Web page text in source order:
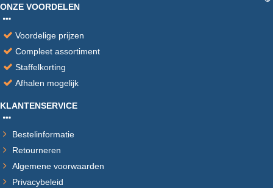
ONZE VOORDELEN
Voordelige prijzen
Compleet assortiment
Staffelkorting
Afhalen mogelijk
KLANTENSERVICE
Bestelinformatie
Retourneren
Algemene voorwaarden
Privacybeleid